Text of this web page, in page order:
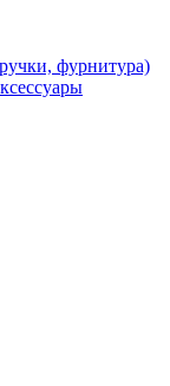
фурнитура)